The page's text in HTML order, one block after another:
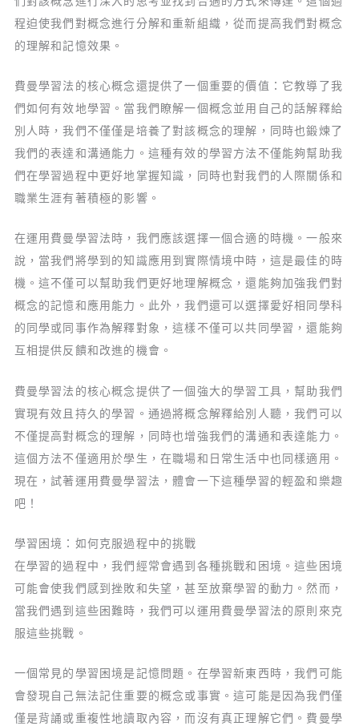
程迫使我們對概念進行分解和重新組織，從而提高我們對概念
的理解和記憶效果。
費曼學習法的核心概念還提供了一個重要的價值：它教導了我
們如何有效地學習。當我們瞭解一個概念並用自己的話解釋給
別人時，我們不僅僅是培養了對該概念的理解，同時也鍛煉了
我們的表達和溝通能力。這種有效的學習方法不僅能夠幫助我
們在學習過程中更好地掌握知識，同時也對我們的人際關係和
職業生涯有著積極的影響。
在運用費曼學習法時，我們應該選擇一個合適的時機。一般來
說，當我們將學到的知識應用到實際情境中時，這是最佳的時
機。這不僅可以幫助我們更好地理解概念，還能夠加強我們對
概念的記憶和應用能力。此外，我們還可以選擇愛好相同學科
的同學或同事作為解釋對象，這樣不僅可以共同學習，還能夠
互相提供反饋和改進的機會。
費曼學習法的核心概念提供了一個強大的學習工具，幫助我們
實現有效且持久的學習。通過將概念解釋給別人聽，我們可以
不僅提高對概念的理解，同時也增強我們的溝通和表達能力。
這個方法不僅適用於學生，在職場和日常生活中也同樣適用。
現在，試著運用費曼學習法，體會一下這種學習的輕盈和樂趣
吧！
學習困境：如何克服過程中的挑戰
在學習的過程中，我們經常會遇到各種挑戰和困境。這些困境
可能會使我們感到挫敗和失望，甚至放棄學習的動力。然而，
當我們遇到這些困難時，我們可以運用費曼學習法的原則來克
服這些挑戰。
一個常見的學習困境是記憶問題。在學習新東西時，我們可能
會發現自己無法記住重要的概念或事實。這可能是因為我們僅
僅是背誦或重複性地讀取內容，而沒有真正理解它們。費曼學